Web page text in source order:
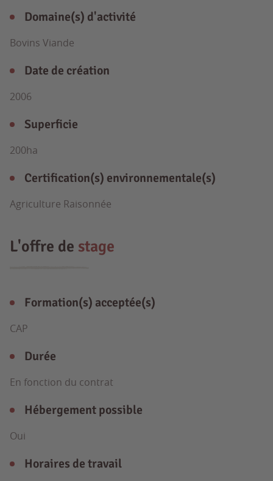
Domaine(s) d'activité
Bovins Viande
Date de création
2006
Superficie
200ha
Certification(s) environnementale(s)
Agriculture Raisonnée
L'offre de stage
Formation(s) acceptée(s)
CAP
Durée
En fonction du contrat
Hébergement possible
Oui
Horaires de travail